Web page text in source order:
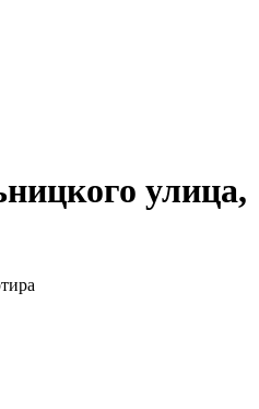
улица,